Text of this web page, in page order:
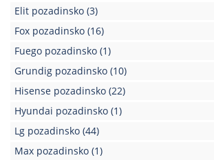
komponente
pasivne
Kablovi
priključci
tehnika
Poslovna
Elit pozadinsko (3)
Fox pozadinsko (16)
Fuego pozadinsko (1)
Grundig pozadinsko (10)
Hisense pozadinsko (22)
Hyundai pozadinsko (1)
Lg pozadinsko (44)
Max pozadinsko (1)